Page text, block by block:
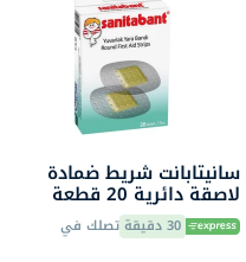
سانيتابانت شريط ضمادة
لاصقة دائرية 20 قطعة
30 دقيقة تصلك في